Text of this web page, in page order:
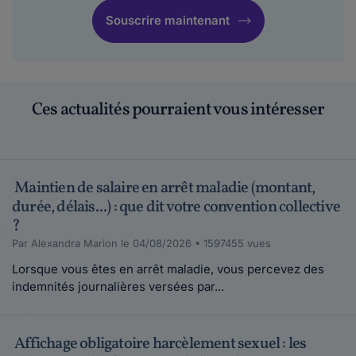
Maddyhp.
le 02-11-2017
@S'adapterCombattreOuFuir Bonjour
Lire plus
Si tu n'es pas toi même une PN, prends tes
jambes à ton cou! Pour faire face à ce genre...
S'adapterCombattreOuFuir.
le 01-11-2017
quelques semaines. Mon patron a de grosses ...
Souscrire maintenant
Ces actualités pourraient vous intéresser
Maintien de salaire en arrêt maladie (montant,
durée, délais...) : que dit votre convention collective
?
Par Alexandra Marion le 04/08/2026 • 1597455 vues
Lorsque vous êtes en arrêt maladie, vous percevez des
indemnités journalières versées par...
Affichage obligatoire harcèlement sexuel : les